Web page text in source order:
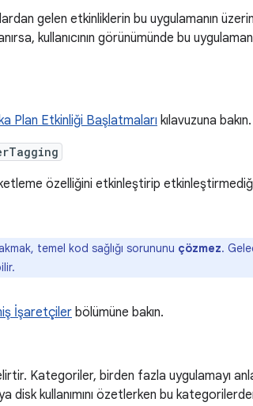
gelen etkinliklerin bu uygulamanın
kullanıcının görünümünde bu
Plan Etkinliği Başlatmaları kılavuzuna bakın.
özelliğini etkinleştirip
temel kod sağlığı sorununu çözmez.
İşaretçiler bölümüne bakın.
Kategoriler, birden fazla uygulamayı
disk kullanımını özetlerken bu